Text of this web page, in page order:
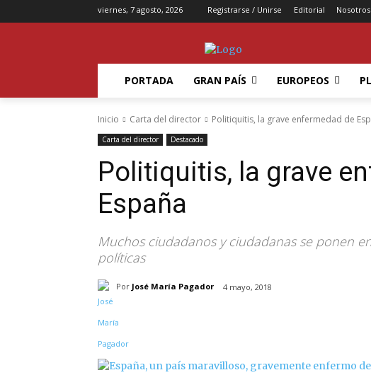
viernes, 7 agosto, 2026 Registrarse / Unirse Editorial Nosotros
PORTADA GRAN PAÍS EUROPEOS
Inicio Carta del director Politiquitis, la grave enfermedad de
Carta del director Destacado
Politiquitis, la grave
España
Muchos ciudadanos y ciudadanas se ponen
políticas
Por José María Pagador 4 mayo, 2018